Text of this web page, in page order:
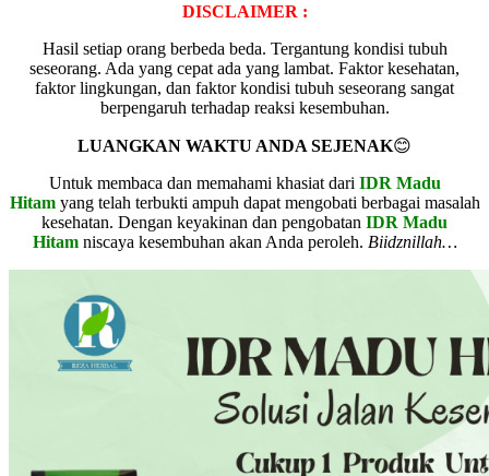
DISCLAIMER :
Hasil setiap orang berbeda beda. Tergantung kondisi tubuh
seseorang. Ada yang cepat ada yang lambat. Faktor kesehatan,
faktor lingkungan, dan faktor kondisi tubuh seseorang sangat
berpengaruh terhadap reaksi kesembuhan.
LUANGKAN WAKTU ANDA SEJENAK😊
Untuk membaca dan memahami khasiat dari IDR Madu
Hitamyang telah terbukti ampuh dapat mengobati berbagai masalah
kesehatan. Dengan keyakinan dan pengobatan IDR Madu
Hitamniscaya kesembuhan akan Anda peroleh. Biidznillah…